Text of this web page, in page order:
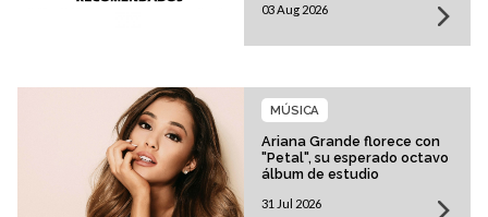
03 Aug 2026
Ariana Grande florece con
"Petal", su esperado octavo
álbum de estudio
MÚSICA
31 Jul 2026